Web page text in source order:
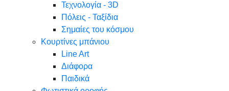
Τεχνολογία - 3D
Πόλεις - Ταξίδια
Σημαίες του κόσμου
Κουρτίνες μπάνιου
Line Art
Διάφορα
Παιδικά